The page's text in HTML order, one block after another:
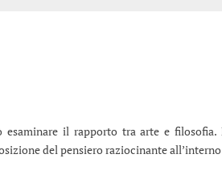
il rapporto tra arte e
del pensiero raziocinante